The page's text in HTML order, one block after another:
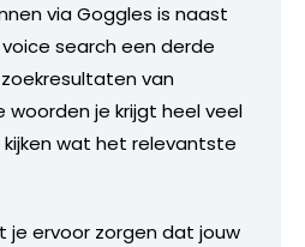
via Goggles is naast
search een derde
van
woorden je krijgt heel veel
wat het relevantste
je ervoor zorgen dat jouw